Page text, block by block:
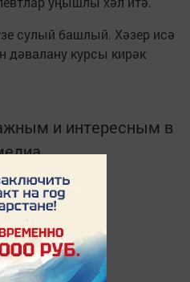
сулый башлый. Хәзер исә
дәвалану курсы кирәк
и интересным в
в
MАХ: